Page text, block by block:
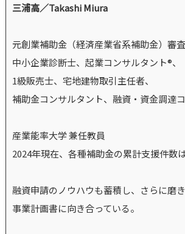
三浦高／Takashi Miura
元創業補助金（経済産業省系補助金）審
中小企業診断士、起業コンサルタント®、
1級販売士、宅地建物取引主任者、
補助金コンサルタント、融資・資金調達コ
産業能率大学 兼任教員
2024年現在、各種補助金の累計支援件数
融資申請のノウハウも蓄積し、さらに磨
事業計画書に向き合っている。